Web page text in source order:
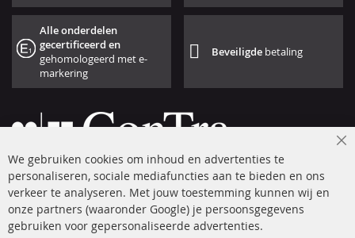
Alle onderdelen
gecertificeerd en
gehomologeerd met e-
markering
Beveiligde betaling
+49 (0) 4533 799 00 0
ma-do: 09-17 u, vr Fr 09-16 u
info@contra-automotive.de
We gebruiken cookies om inhoud en advertenties te
personaliseren, sociale mediafuncties aan te bieden en ons
verkeer te analyseren. Met jouw toestemming kunnen wij en
onze partners (waaronder Google) je persoonsgegevens
gebruiken voor gepersonaliseerde advertenties.